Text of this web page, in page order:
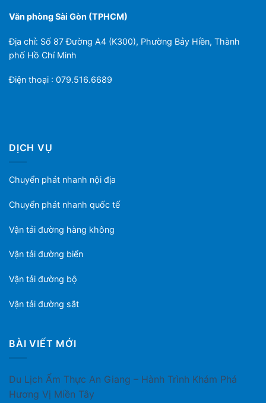
Văn phòng Sài Gòn (TPHCM)
Địa chỉ: Số 87 Đường A4 (K300), Phường Bảy Hiền, Thành
phố Hồ Chí Minh
Điện thoại : 079.516.6689
DỊCH VỤ
Chuyển phát nhanh nội địa
Chuyển phát nhanh quốc tế
Vận tải đường hàng không
Vận tải đường biển
Vận tải đường bộ
Vận tải đường sắt
BÀI VIẾT MỚI
Du Lịch Ẩm Thực An Giang – Hành Trình Khám Phá
Hương Vị Miền Tây